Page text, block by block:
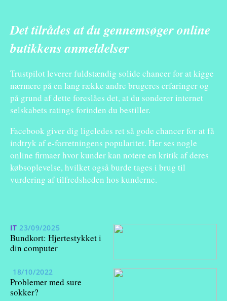
Det tilrådes at du gennemsøger online
butikkens anmeldelser
Trustpilot leverer fuldstændig solide chancer for at kigge
nærmere på en lang række andre brugeres erfaringer og
på grund af dette foreslåes det, at du sonderer internet
selskabets ratings forinden du bestiller.
Facebook giver dig ligeledes ret så gode chancer for at få
indtryk af e-forretningens popularitet. Her ses nogle
online firmaer hvor kunder kan notere en kritik af deres
købsoplevelse, hvilket også burde tages i brug til
vurdering af tilfredsheden hos kunderne.
IT 23/09/2025
Bundkort: Hjertestykket i
din computer
18/10/2022
Problemer med sure
sokker?